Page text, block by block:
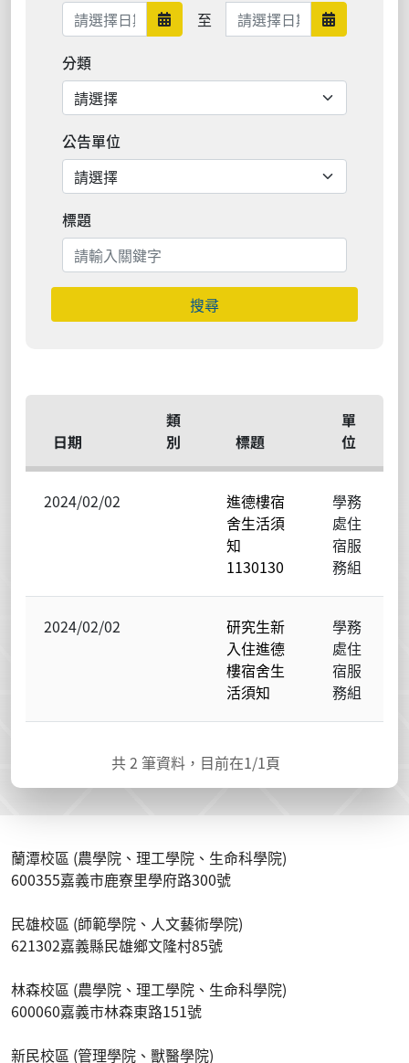
日期範圍開始
至 日期範圍結束 日期範圍
分類
公告單位
標題
搜尋
日期
類
別
標題
單
位
2024/02/02
進德樓宿
舍生活須
知
1130130
學務
處住
宿服
務組
2024/02/02
研究生新
入住進德
樓宿舍生
活須知
學務
處住
宿服
務組
共2 筆資料，目前在1/1頁
蘭潭校區 (農學院、理工學院、生命科學院)
600355嘉義市鹿寮里學府路300號
民雄校區 (師範學院、人文藝術學院)
621302嘉義縣民雄鄉文隆村85號
林森校區 (農學院、理工學院、生命科學院)
600060嘉義市林森東路151號
新民校區 (管理學院、獸醫學院)